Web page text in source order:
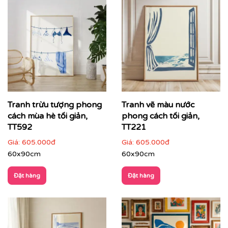
Tranh trừu tượng phong
cách mùa hè tối giản,
TT592
Giá: 605.000đ
60x90cm
Đặt hàng
Tranh vẽ màu nước
phong cách tối giản,
TT221
Giá: 605.000đ
60x90cm
Đặt hàng